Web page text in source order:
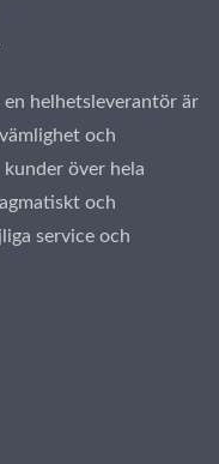
en helhetsleverantör är
och
över hela
och
service och